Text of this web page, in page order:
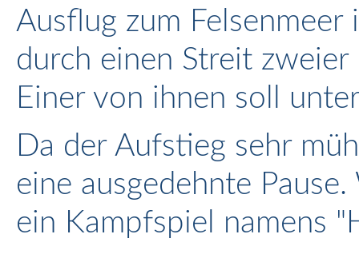
Ausflug zum
durch einen Streit
Einer von ihnen soll
Da der Aufstieg sehr
eine ausgedehnte
ein Kampfspiel namens